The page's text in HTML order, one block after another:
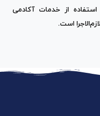
استفاده از خدمات آکادمی
است.